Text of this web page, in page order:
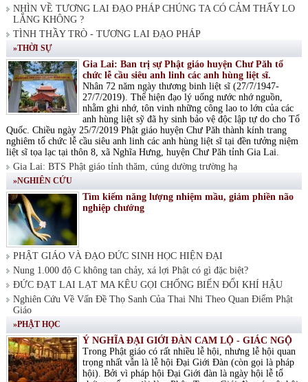
NHÌN VỀ TƯƠNG LAI ĐẠO PHÁP CHÚNG TA CÓ CẢM THẤY LO
LẮNG KHÔNG ?
TÌNH THẦY TRÒ - TƯƠNG LAI ĐẠO PHÁP
»THỜI SỰ
Gia Lai: Ban trị sự Phật giáo huyện Chư Păh tổ
chức lễ cầu siêu anh linh các anh hùng liệt sĩ.
Nhân 72 năm ngày thương binh liệt sĩ (27/7/1947-
27/7/2019). Thể hiện đạo lý uống nước nhớ nguồn,
nhằm ghi nhớ, tôn vinh những công lao to lớn của các
anh hùng liệt sỹ đã hy sinh bảo vệ độc lập tự do cho Tổ
Quốc. Chiều ngày 25/7/2019 Phật giáo huyện Chư Păh thành kính trang
nghiêm tổ chức lễ cầu siêu anh linh các anh hùng liệt sĩ tại đền tưởng niệm
liệt sĩ tọa lạc tại thôn 8, xã Nghĩa Hưng, huyện Chư Păh tỉnh Gia Lai.
Gia Lai: BTS Phật giáo tỉnh thăm, cúng dường trường hạ
»NGHIÊN CỨU
Tìm kiếm năng lượng nhiệm mầu, giảm phiền não
nghiệp chướng
PHẬT GIÁO VÀ ĐẠO ĐỨC SINH HỌC HIỆN ĐẠI
Nung 1.000 độ C không tan chảy, xá lợi Phật có gì đặc biệt?
ĐỨC ĐẠT LAI LẠT MA KÊU GỌI CHỐNG BIẾN ĐỔI KHÍ HẬU
Nghiên Cứu Về Vấn Đề Thọ Sanh Của Thai Nhi Theo Quan Điểm Phật
Giáo
»PHẬT HỌC
Ý NGHĨA ĐẠI GIỚI ĐÀN CAM LỘ - GIÁC NGỘ
Trong Phật giáo có rất nhiều lễ hội, nhưng lễ hội quan
trọng nhất vẫn là lễ hội Đại Giới Đàn (còn gọi là pháp
hội). Bởi vì pháp hội Đại Giới đàn là ngày hội lễ tổ